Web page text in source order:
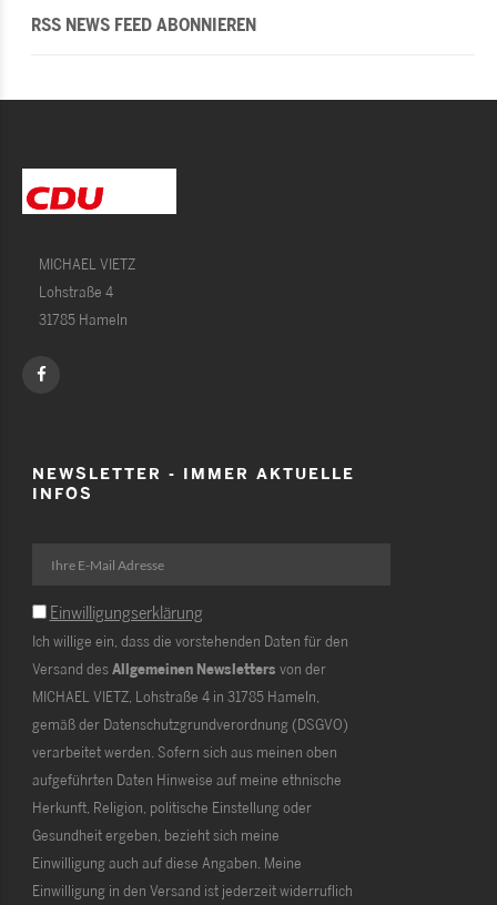
RSS NEWS FEED ABONNIEREN
MICHAEL VIETZ
Lohstraße 4
31785 Hameln
NEWSLETTER - IMMER AKTUELLE
INFOS
Einwilligungserklärung
Ich willige ein, dass die vorstehenden Daten für den
Versand desAllgemeinen Newsletters von der
MICHAEL VIETZ, Lohstraße 4 in 31785 Hameln,
gemäß der Datenschutzgrundverordnung (DSGVO)
verarbeitet werden. Sofern sich aus meinen oben
aufgeführten Daten Hinweise auf meine ethnische
Herkunft, Religion, politische Einstellung oder
Gesundheit ergeben, bezieht sich meine
Einwilligung auch auf diese Angaben. Meine
Einwilligung in den Versand ist jederzeit widerruflich